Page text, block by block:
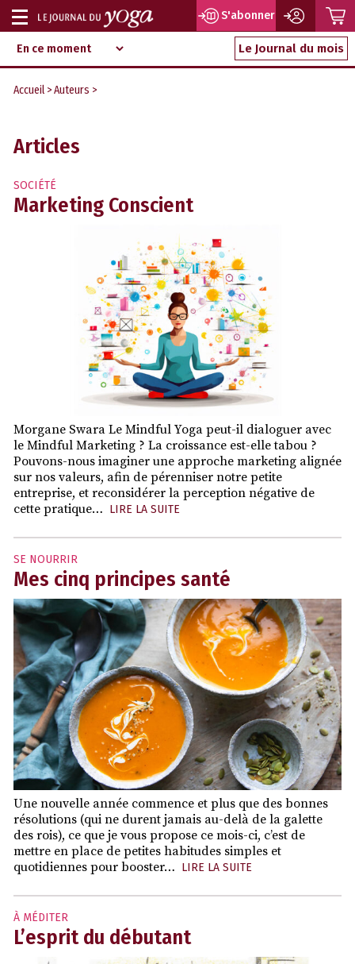
Aller
au
contenu
d‘information
indépendant
Afficher
ou
masquer
navigation
S'abonner
Le Journal du mois
Accueil >Auteurs >
Articles
SOCIÉTÉ
Marketing Conscient
Morgane Swara Le Mindful Yoga peut-il dialoguer avec
le Mindful Marketing ? La croissance est-elle tabou ?
Pouvons-nous imaginer une approche marketing alignée
sur nos valeurs, afin de pérenniser notre petite
entreprise, et reconsidérer la perception négative de
cette pratique… LIRE LA SUITE
SE NOURRIR
Mes cinq principes santé
Une nouvelle année commence et plus que des bonnes
résolutions (qui ne durent jamais au-delà de la galette
des rois), ce que je vous propose ce mois-ci, c’est de
mettre en place de petites habitudes simples et
quotidiennes pour booster… LIRE LA SUITE
À MÉDITER
L’esprit du débutant